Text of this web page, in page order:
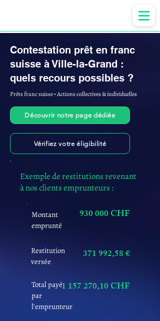
Contestation prêt en franc
suisse à Ville-la-Grand :
quels recours possibles ?
Prêts franc suisse▪︎Actions collectives & individuelles
Découvrir notre page dédiée
Vérifiez votre éligibilité
Exemple de restitutions revenant
à nos clients emprunteurs :
Montant
emprunté
930 000 CHF
Restitution
versée
371 992,58 €
Total payé
par
l'emprunteur
1 157 270,10 CHF